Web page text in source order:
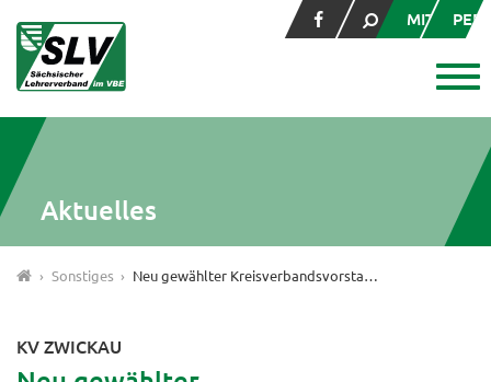
MITGLIED
Aktuelles
Sonstiges Neu gewählter Kreisverbandsvorstand
KV ZWICKAU